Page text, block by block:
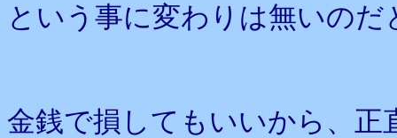
という事に変わりは無いのだ
金銭で損してもいいから、正